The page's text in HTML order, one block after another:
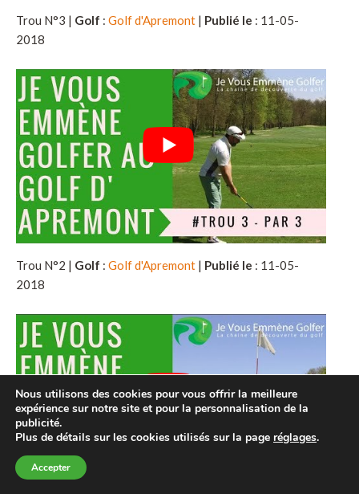
Trou N°3 | Golf : Golf d'Apremont | Publié le : 11-05-
2018
Trou N°2 | Golf : Golf d'Apremont | Publié le : 11-05-
2018
Nous utilisons des cookies pour vous offrir la meilleure
expérience sur notre site et pour la personnalisation de la
publicité.
Plus de détails sur les cookies utilisés sur la page réglages.
Accepter